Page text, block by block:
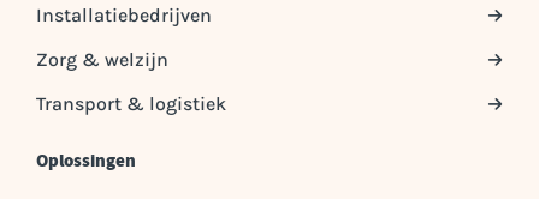
Installatiebedrijven
Zorg & welzijn
Transport & logistiek
Oplossingen